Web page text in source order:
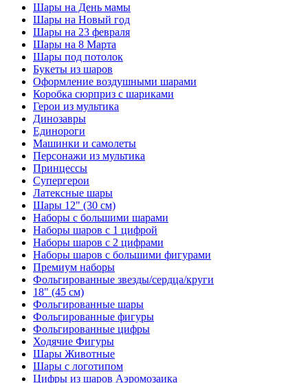
Шары на День мамы
Шары на Новый год
Шары на 23 февраля
Шары на 8 Марта
Шары под потолок
Букеты из шаров
Оформление воздушными шарами
Коробка сюрприз с шариками
Герои из мультика
Динозавры
Единороги
Машинки и самолеты
Персонажи из мультика
Принцессы
Супергерои
Латексные шары
Шары 12" (30 см)
Наборы с большими шарами
Наборы шаров с 1 цифрой
Наборы шаров с 2 цифрами
Наборы шаров с большими фигурами
Премиум наборы
Фольгированные звезды/сердца/круги
18" (45 см)
Фольгированные шары
Фольгированные фигуры
Фольгированные цифры
Ходячие Фигуры
Шары Животные
Шары с логотипом
Цифры из шаров Аэромозаика